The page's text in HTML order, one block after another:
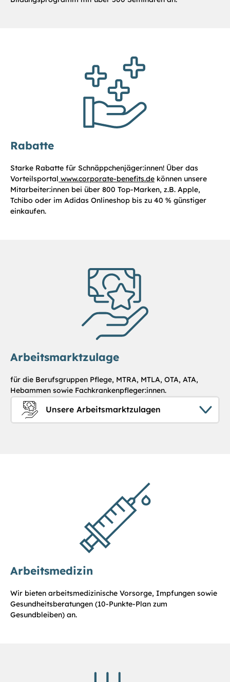
Rabatte
Starke Rabatte für Schnäppchenjäger:innen! Über das
Vorteilsportal www.corporate-benefits.de können unsere
Mitarbeiter:innen bei über 800 Top-Marken, z.B. Apple,
Tchibo oder im Adidas Onlineshop bis zu 40 % günstiger
einkaufen.
Arbeitsmarktzulage
für die Berufsgruppen Pflege, MTRA, MTLA, OTA, ATA,
Hebammen sowie Fachkrankenpfleger:innen.
Unsere Arbeitsmarktzulagen
Arbeitsmedizin
Wir bieten arbeitsmedizinische Vorsorge, Impfungen sowie
Gesundheitsberatungen (10-Punkte-Plan zum
Gesundbleiben) an.